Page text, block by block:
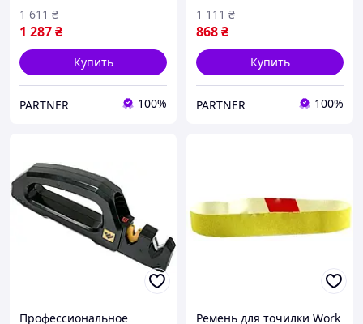
1 287₴
1 611 ₴
Купить
PARTNER 100%
868₴
1 111 ₴
Купить
PARTNER 100%
Профессиональное
Ремень для точилки Work